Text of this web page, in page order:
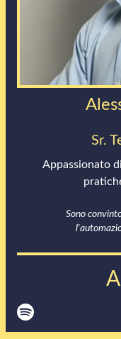
Sr.
Appassionato
Sono